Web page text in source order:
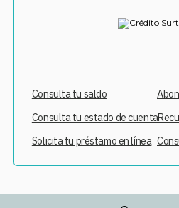
Consulta tu saldo
Consulta tu estado de cuenta
Solicita tu préstamo en línea